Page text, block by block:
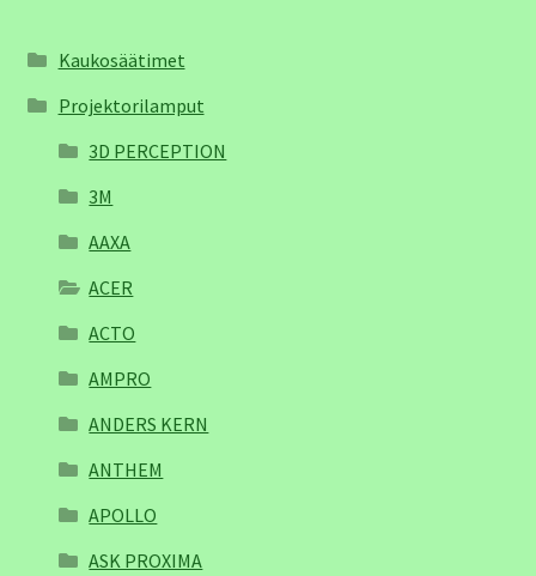
Kaukosäätimet
Projektorilamput
3D PERCEPTION
3M
AAXA
ACER
ACTO
AMPRO
ANDERS KERN
ANTHEM
APOLLO
ASK PROXIMA